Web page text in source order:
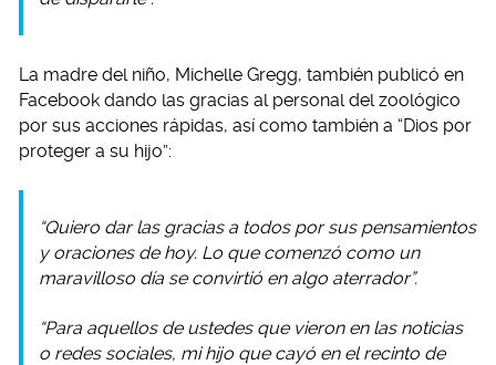
La madre del niño, Michelle Gregg, también publicó en
Facebook dando las gracias al personal del zoológico
por sus acciones rápidas, así como también a “Dios por
proteger a su hijo”:
“Quiero dar las gracias a todos por sus pensamientos
y oraciones de hoy. Lo que comenzó como un
maravilloso día se convirtió en algo aterrador”.
“Para aquellos de ustedes que vieron en las noticias
o redes sociales, mi hijo que cayó en el recinto de